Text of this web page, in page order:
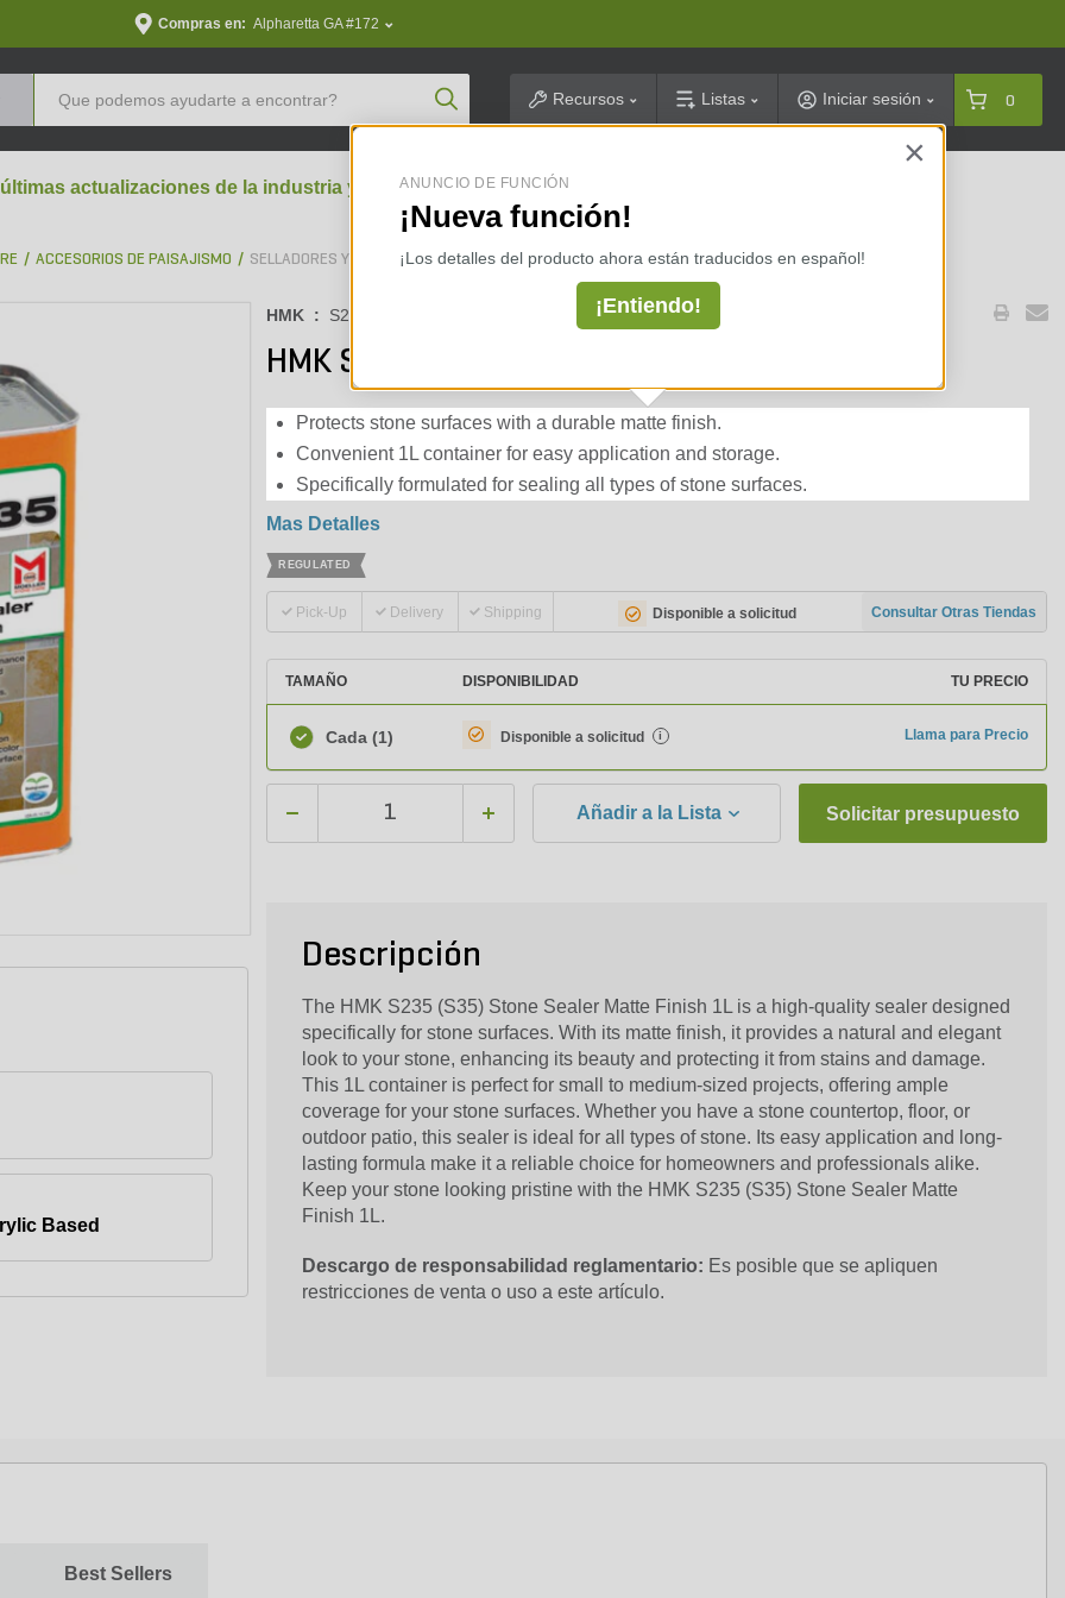
Compras en: Alpharetta GA #172
Product SearchRecursos Listas Iniciar sesión 0
actualizaciones de la industria y perspectivas arancelarias ⇢
ACCESORIOS DE PAISAJISMO SELLADORES Y LIMPIADORES
Based
HMK : S235-L
HMK S235 (S35) Stone Sealer Matte Finish 1L
Protects stone surfaces with a durable matte finish.
Convenient 1L container for easy application and storage.
Specifically formulated for sealing all types of stone surfaces.
Mas Detalles
REGULATED
Pick-Up Delivery Shipping Disponible a solicitud Consultar Otras Tiendas
TAMAÑO DISPONIBILIDAD TU PRECIO
Cada (1) Disponible a solicitud i Llama para Precio
Añadir a la Lista Solicitar presupuesto
Descripción
The HMK S235 (S35) Stone Sealer Matte Finish 1L is a high-quality sealer designed
specifically for stone surfaces. With its matte finish, it provides a natural and elegant
look to your stone, enhancing its beauty and protecting it from stains and damage.
This 1L container is perfect for small to medium-sized projects, offering ample
coverage for your stone surfaces. Whether you have a stone countertop, floor, or
outdoor patio, this sealer is ideal for all types of stone. Its easy application and long-
lasting formula make it a reliable choice for homeowners and professionals alike.
Keep your stone looking pristine with the HMK S235 (S35) Stone Sealer Matte
Finish 1L.
Descargo de responsabilidad reglamentario: Es posible que se apliquen
restricciones de venta o uso a este artículo.
Best Sellers
×
ANUNCIO DE FUNCIÓN
¡Nueva función!
¡Los detalles del producto ahora están traducidos en español!
¡Entiendo!